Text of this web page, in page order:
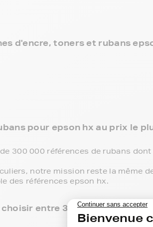
d'encre, toners et rubans
pour epson hx au prix le
300 000 références de rubans
notre mission reste la même
des références epson hx.
entre 3 niveaux de